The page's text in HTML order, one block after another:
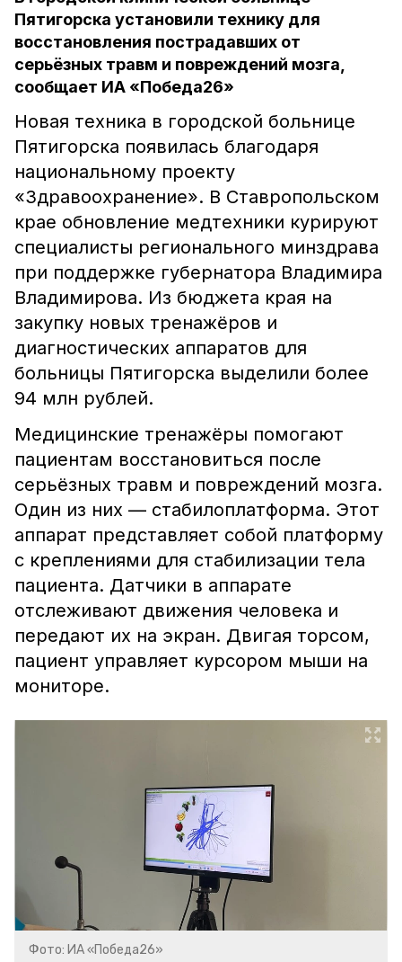
Пятигорска установили технику для
восстановления пострадавших от
серьёзных травм и повреждений мозга,
сообщает ИА «Победа26»
Новая техника в городской больнице
Пятигорска появилась благодаря
национальному проекту
«Здравоохранение». В Ставропольском
крае обновление медтехники курируют
специалисты регионального минздрава
при поддержке губернатора Владимира
Владимирова. Из бюджета края на
закупку новых тренажёров и
диагностических аппаратов для
больницы Пятигорска выделили более
94 млн рублей.
Медицинские тренажёры помогают
пациентам восстановиться после
серьёзных травм и повреждений мозга.
Один из них — стабилоплатформа. Этот
аппарат представляет собой платформу
с креплениями для стабилизации тела
пациента. Датчики в аппарате
отслеживают движения человека и
передают их на экран. Двигая торсом,
пациент управляет курсором мыши на
мониторе.
Фото: ИА «Победа26»